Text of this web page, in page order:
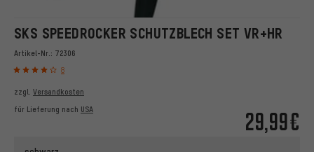
SKS SPEEDROCKER SCHUTZBLECH SET VR+HR
Artikel-Nr.: 72306
8
29,99€
zzgl. Versandkosten
für Lieferung nach USA